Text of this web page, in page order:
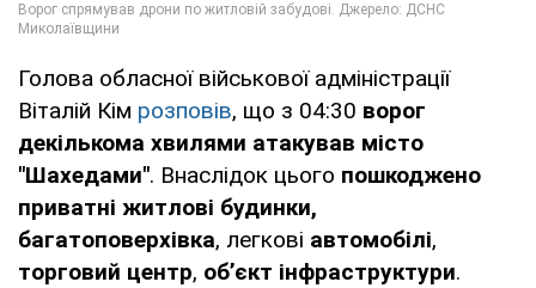
Голова обласної військової адміністрації
Віталій Кім розповів, що з 04:30 ворог
декількома хвилями атакував місто
"Шахедами". Внаслідок цього пошкоджено
приватні житлові будинки,
багатоповерхівка, легкові автомобілі,
торговий центр, об’єкт інфраструктури.